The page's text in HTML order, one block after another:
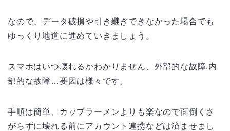
なので、データ破損や引き継ぎできなかった場合でも
ゆっくり地道に進めていきましょう。
スマホはいつ壊れるかわかりません、外部的な故障.内
部的な故障…要因は様々です。
手順は簡単、カップラーメンよりも楽なので面倒くさ
がらずに壊れる前にアカウント連携などは済ませまし